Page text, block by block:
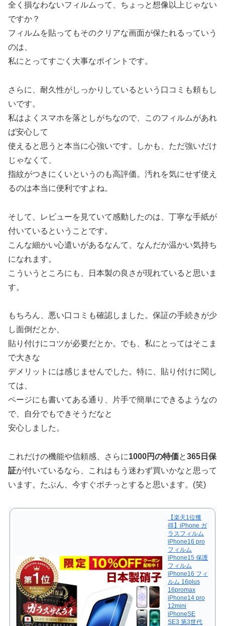
全く損なわないフィルムって、ちょっと想像以上じゃない
ですか？
フィルムを貼ってもそのクリアな画面が保たれるっていう
のは、
私にとってすごく大事なポイントです。
さらに、耐久性がしっかりしているという口コミも頼もし
いです。
私はよくスマホを落としがちなので、このフィルムがあれ
ば安心して
使えると思うと本当に心強いです。しかも、ただ強いだけ
じゃなくて、
指紋がつきにくいというのも高評価。汚れを気にせず使え
るのは本当に便利ですよね。
そして、レビューを見ていて感動したのは、丁寧な手紙が
付いているということです。
こんな細かい心遣いがあるなんて、なんだか温かい気持ち
になれます。
こういうところにも、日本製の良さが現れていると思いま
す。
もちろん、悪い口コミも確認しました。保証の手続きが少
し面倒だとか、
貼り付けにコツが必要だとか。でも、私にとってはそこま
で大きな
デメリットには感じませんでした。特に、貼り付けに関し
ては、
ページにも書いてある通り、片手で簡単にできるようなの
で、自分でもできそうだなと
安心しました。
これだけの機能や信頼感、さらに1000円の特価と365日保
証が付いているなら、これはもう迷わず買いかなと思って
います。たぶん、今すぐポチっとすると思います。(笑)
【楽天1位獲
得】iPhone ガ
ラスフィルム
iPhone16 pro
フィルム
iPhone15 保護
フィルム
iPhone16 フィ
ルム 16plus
16promax
iPhone14 pro
12mini
iPhoneSE
SE3 第3世代